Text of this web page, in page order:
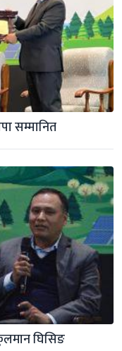
सम्मानित
घिसिङ